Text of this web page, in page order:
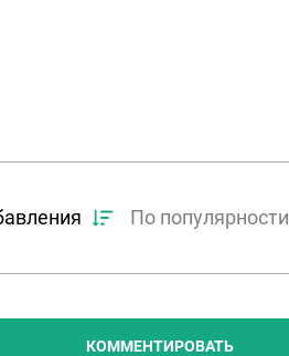
По популярности
КОММЕНТИРОВАТЬ